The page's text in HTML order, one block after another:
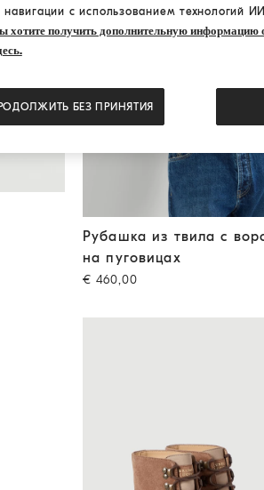
Рубашка из твила с
Рубашка из твила с
на пуговицах
€ 460,00
с использованием технологий
хотите получить дополнительную информацию
БЕЗ ПРИНЯТИЯ